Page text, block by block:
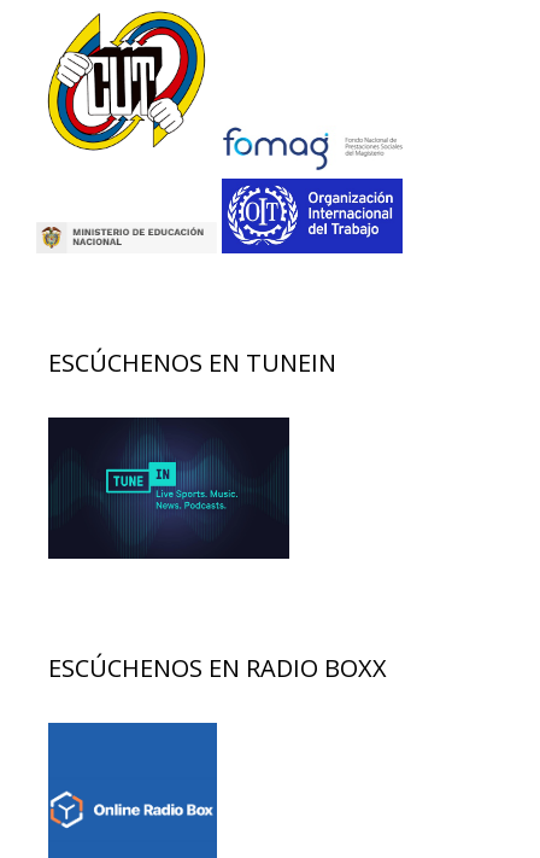
ESCÚCHENOS EN TUNEIN
ESCÚCHENOS EN RADIO BOXX